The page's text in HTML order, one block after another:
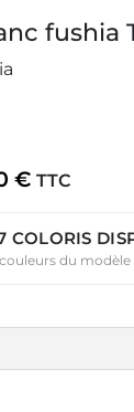
fushia
€ TTC
COLORIS
du modèle